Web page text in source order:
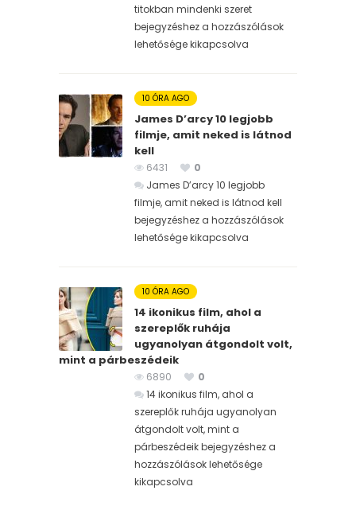
titokban mindenki szeret
bejegyzéshez a hozzászólások
lehetősége kikapcsolva
10 ÓRA AGO
James D’arcy 10 legjobb
filmje, amit neked is látnod
kell
6431
0
James D’arcy 10 legjobb
filmje, amit neked is látnod kell
bejegyzéshez a hozzászólások
lehetősége kikapcsolva
10 ÓRA AGO
14 ikonikus film, ahol a
szereplők ruhája
ugyanolyan átgondolt volt,
mint a párbeszédeik
6890
0
14 ikonikus film, ahol a
szereplők ruhája ugyanolyan
átgondolt volt, mint a
párbeszédeik bejegyzéshez a
hozzászólások lehetősége
kikapcsolva